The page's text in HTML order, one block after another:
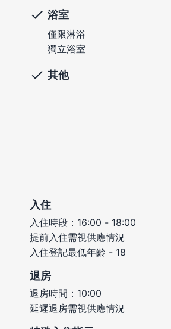
浴室
僅限淋浴
獨立浴室
其他
入住
入住時段：16:00 - 18:00
提前入住需視供應情況
入住登記最低年齡 - 18
退房
退房時間：10:00
延遲退房需視供應情況